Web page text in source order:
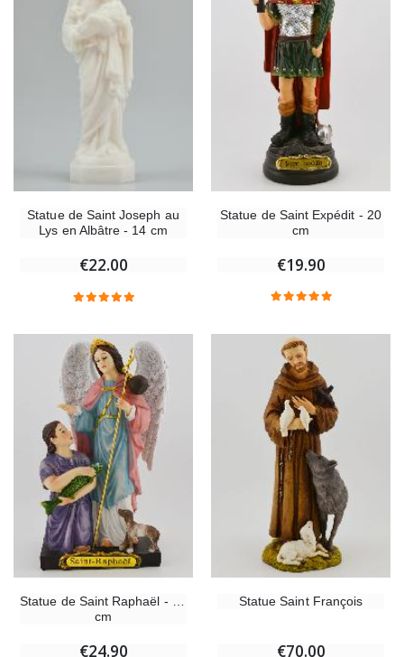
Statue de Saint Joseph au
Lys en Albâtre - 14 cm
€22.00
Statue de Saint Expédit - 20
cm
€19.90
Statue de Saint Raphaël - 20
cm
€24.90
Statue Saint François
€70.00